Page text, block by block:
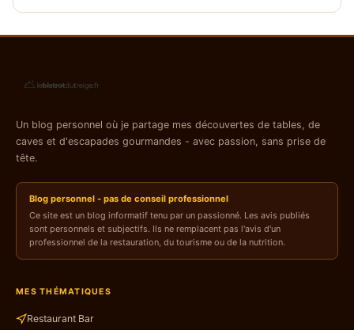
Un blog personnel où je partage mes découvertes de tables, de
caves et d'escapades gourmandes - avec passion, sans prise de
tête.
Blog personnel - pas de conseil professionnel
Ce site est un blog informatif tenu par un passionné. Les avis publiés
sont personnels et subjectifs. Ils ne remplacent pas l'avis d'un
professionnel de la restauration, du tourisme ou de la nutrition.
MES THÉMATIQUES
Restaurant Bar